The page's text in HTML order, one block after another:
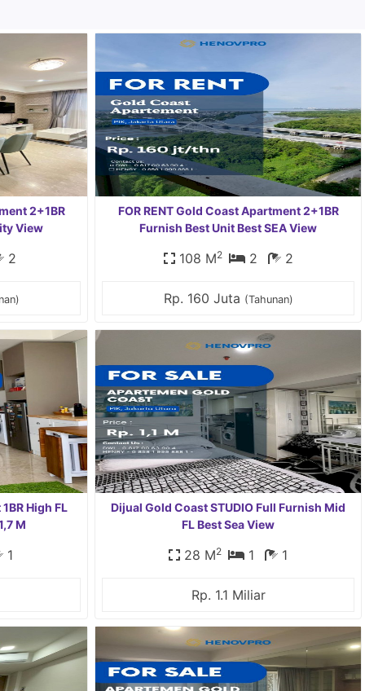
2+1BR
View
2
FOR RENT Gold Coast Apartment 2+1BR
Furnish Best Unit Best SEA View
108 M2 2 2
Rp. 160 Juta (Tahunan)
High FL
M
1
Dijual Gold Coast STUDIO Full Furnish Mid
FL Best Sea View
28 M2 1 1
Rp. 1.1 Miliar